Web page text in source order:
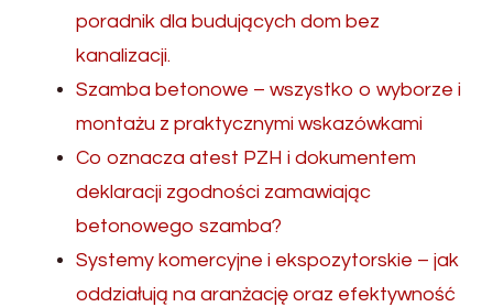
poradnik dla budujących dom bez
kanalizacji.
Szamba betonowe – wszystko o wyborze i
montażu z praktycznymi wskazówkami
Co oznacza atest PZH i dokumentem
deklaracji zgodności zamawiając
betonowego szamba?
Systemy komercyjne i ekspozytorskie – jak
oddziałują na aranżację oraz efektywność